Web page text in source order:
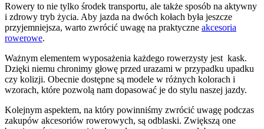
Rowery to nie tylko środek transportu, ale także sposób na aktywny
i zdrowy tryb życia. Aby jazda na dwóch kołach była jeszcze
przyjemniejsza, warto zwrócić uwagę na praktyczne akcesoria
rowerowe.
Ważnym elementem wyposażenia każdego rowerzysty jest kask.
Dzięki niemu chronimy głowę przed urazami w przypadku upadku
czy kolizji. Obecnie dostępne są modele w różnych kolorach i
wzorach, które pozwolą nam dopasować je do stylu naszej jazdy.
Kolejnym aspektem, na który powinniśmy zwrócić uwagę podczas
zakupów akcesoriów rowerowych, są odblaski. Zwiększą one